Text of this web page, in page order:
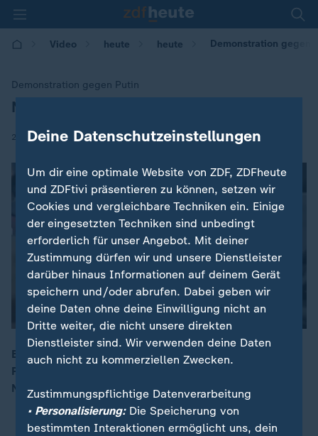
Video heute heute Demonstration gegen
Demonstration gegen Putin
:Nawalny festgenommen
28.01.2018 | 11:30
00:05
Bei einer nicht genehmigten Demonstration gegen
Putin hat die Polizei den oppositionellen Alexey
Nawalny in Gewahrsam genommen.
Deine Datenschutzeinstellungen
Um dir eine optimale Website von ZDF, ZDFheute
und ZDFtivi präsentieren zu können, setzen wir
Cookies und vergleichbare Techniken ein. Einige
der eingesetzten Techniken sind unbedingt
erforderlich für unser Angebot. Mit deiner
Zustimmung dürfen wir und unsere Dienstleister
darüber hinaus Informationen auf deinem Gerät
speichern und/oder abrufen. Dabei geben wir
deine Daten ohne deine Einwilligung nicht an
Dritte weiter, die nicht unsere direkten
Dienstleister sind. Wir verwenden deine Daten
auch nicht zu kommerziellen Zwecken.
Zustimmungspflichtige Datenverarbeitung
• Personalisierung:Die Speicherung von
bestimmten Interaktionen ermöglicht uns, dein